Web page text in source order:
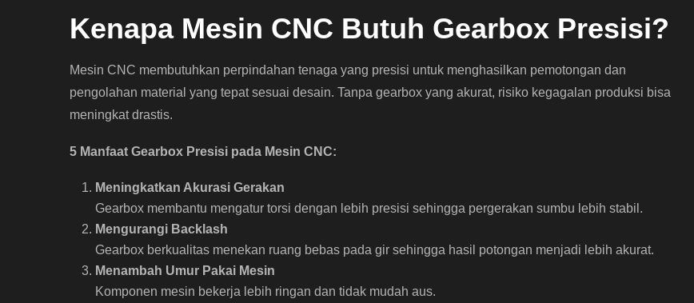
Kenapa Mesin CNC Butuh Gearbox Presisi?
Mesin CNC membutuhkan perpindahan tenaga yang presisi untuk menghasilkan pemotongan dan
pengolahan material yang tepat sesuai desain. Tanpa gearbox yang akurat, risiko kegagalan produksi bisa
meningkat drastis.
5 Manfaat Gearbox Presisi pada Mesin CNC:
Meningkatkan Akurasi Gerakan
Gearbox membantu mengatur torsi dengan lebih presisi sehingga pergerakan sumbu lebih stabil.
Mengurangi Backlash
Gearbox berkualitas menekan ruang bebas pada gir sehingga hasil potongan menjadi lebih akurat.
Menambah Umur Pakai Mesin
Komponen mesin bekerja lebih ringan dan tidak mudah aus.